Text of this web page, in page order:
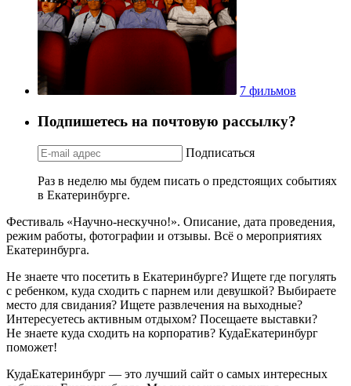
7 фильмов
Подпишетесь на почтовую рассылку?
Подписаться
Раз в неделю мы будем писать о предстоящих событиях
в Екатеринбурге.
Фестиваль «Научно-нескучно!». Описание, дата проведения,
режим работы, фотографии и отзывы. Всё о мероприятиях
Екатеринбурга.
Не знаете что посетить в Екатеринбурге? Ищете где погулять
с ребенком, куда сходить с парнем или девушкой? Выбираете
место для свидания? Ищете развлечения на выходные?
Интересуетесь активным отдыхом? Посещаете выставки?
Не знаете куда сходить на корпоратив? КудаЕкатеринбург
поможет!
КудаЕкатеринбург — это лучший сайт о самых интересных